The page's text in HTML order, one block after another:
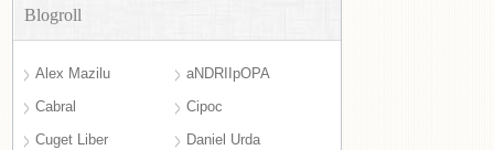
Blogroll
Alex Mazilu
aNDRIIpOPA
Cabral
Cipoc
Cuget Liber
Daniel Urda